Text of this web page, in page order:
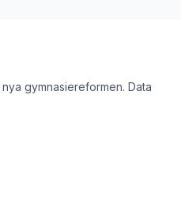
gymnasiereformen. Data